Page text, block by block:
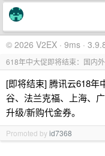
© 2026 V2EX · 9ms ·
618年中大促即将结束：国内
[即将结束] 腾讯云618年
谷、法兰克福、上海、
升级/新购代金券。
Promoted byid7368